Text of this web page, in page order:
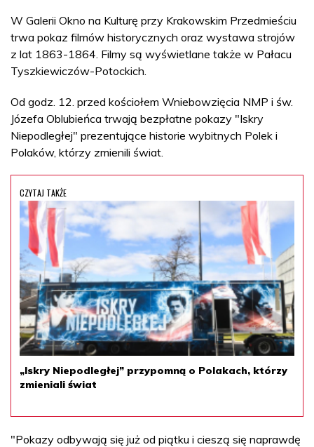
W Galerii Okno na Kulturę przy Krakowskim Przedmieściu
trwa pokaz filmów historycznych oraz wystawa strojów
z lat 1863-1864. Filmy są wyświetlane także w Pałacu
Tyszkiewiczów-Potockich.
Od godz. 12. przed kościołem Wniebowzięcia NMP i św.
Józefa Oblubieńca trwają bezpłatne pokazy "Iskry
Niepodległej" prezentujące historie wybitnych Polek i
Polaków, którzy zmienili świat.
CZYTAJ TAKŻE
„Iskry Niepodległej” przypomną o Polakach, którzy
zmieniali świat
"Pokazy odbywają się już od piątku i cieszą się naprawdę